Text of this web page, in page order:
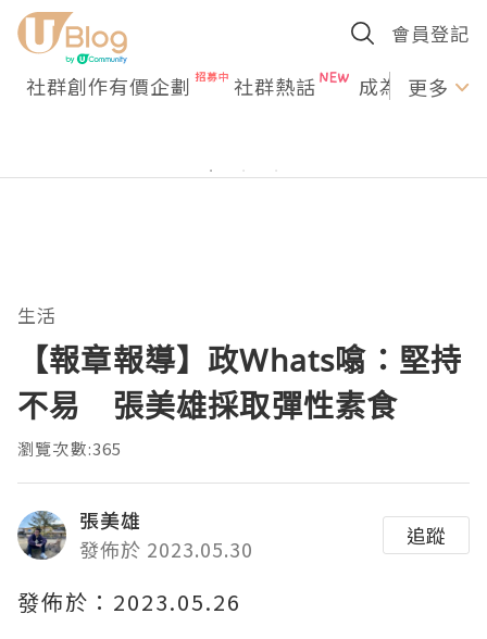
會員登記
社群創作有價企劃 社群熱話 成為U更多
生活
【報章報導】政Whats噏：堅持
不易 張美雄採取彈性素食
瀏覽次數:365
張美雄
發佈於 2023.05.30
追蹤
發佈於：2023.05.26